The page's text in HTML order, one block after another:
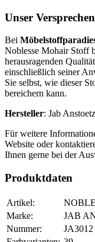
Unser Versprechen
Bei
Noblesse Mohair Stoff
herausragenden
einschließlich seiner
Sie selbst, wie dieser
bereichern kann.
Hersteller: Jab Anstoetz
Für weitere
Website oder
Ihnen gerne bei der
Produktdaten
Artikel:
Marke:
JAB
Nummer:
JA3012